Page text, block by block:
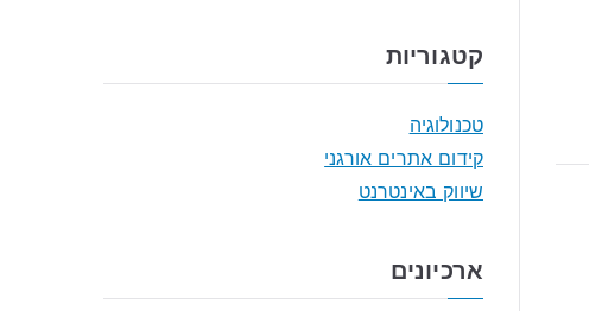
קטגוריות
טכנולוגיה
קידום אתרים אורגני
שיווק באינטרנט
ארכיונים